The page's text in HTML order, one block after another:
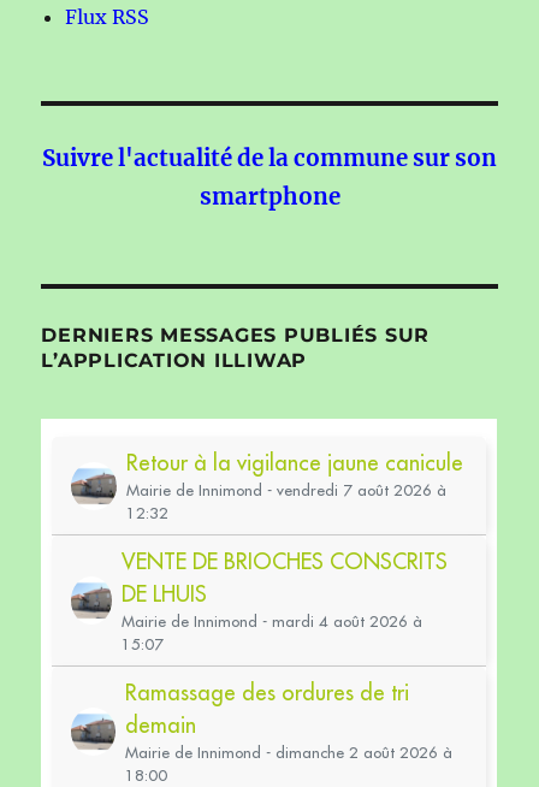
Flux RSS
Suivre l'actualité de la commune sur son
smartphone
DERNIERS MESSAGES PUBLIÉS SUR
L’APPLICATION ILLIWAP